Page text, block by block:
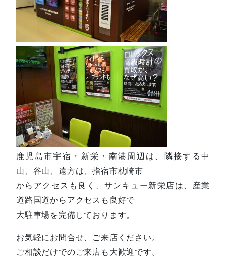
鹿児島市宇宿・新栄・南港周辺は、隣接する中
山、谷山、遠方は、指宿市枕崎市
からアクセスも良く、サンキュー新栄店は、産業
道路国道からアクセスも良好で
大駐車場を完備しております。
お気軽にお問合せ、ご来店ください。
ご相談だけでのご来店も大歓迎です。